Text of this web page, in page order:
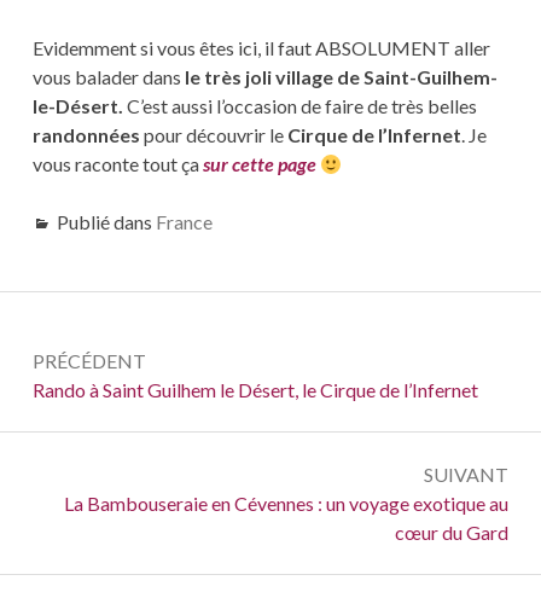
Evidemment si vous êtes ici, il faut ABSOLUMENT aller
vous balader dans le très joli village de Saint-Guilhem-
le-Désert. C’est aussi l’occasion de faire de très belles
randonnées pour découvrir le Cirque de l’Infernet. Je
vous raconte tout çasur cette page
Publié dans France
de
l’article
PRÉCÉDENT
Précédent :
Rando à Saint Guilhem le Désert, le Cirque de l’Infernet
SUIVANT
Suivant :
La Bambouseraie en Cévennes : un voyage exotique au
cœur du Gard